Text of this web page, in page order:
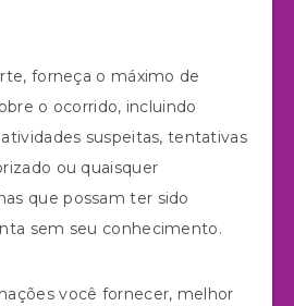
forneça o máximo de
o ocorrido, incluindo
suspeitas, tentativas
ou quaisquer
que possam ter sido
sem seu conhecimento.
você fornecer, melhor